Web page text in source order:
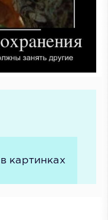
картинках